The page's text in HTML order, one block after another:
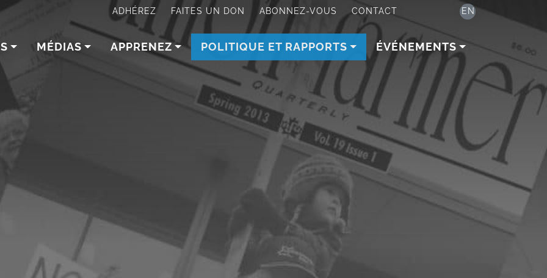
ADHÉREZ FAITES UN DON ABONNEZ-VOUS CONTACT EN
MÉDIAS APPRENEZ POLITIQUE ET RAPPORTS ÉVÉNEMENTS